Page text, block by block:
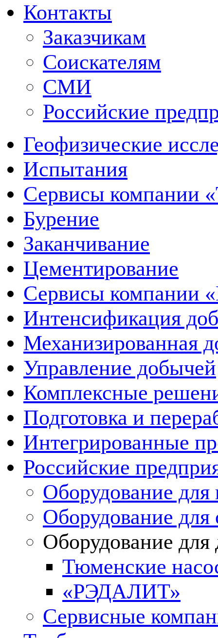
Контакты
Заказчикам
Соискателям
СМИ
Российские
Геофизические
Испытания
Сервисы компании
Бурение
Заканчивание
Цементирование
Сервисы компании
Интенсификация
Механизированная
Управление добычей
Комплексные
Подготовка и
Интегрированные
Российские
Оборудование для
Оборудование для
Оборудование
Тюменские
«РЭДАЛИТ»
Сервисные